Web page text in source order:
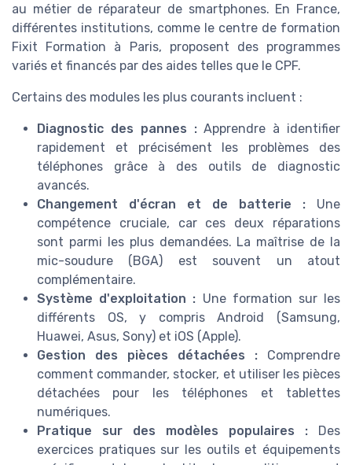
au métier de réparateur de smartphones. En France,
différentes institutions, comme le centre de formation
Fixit Formation à Paris, proposent des programmes
variés et financés par des aides telles que le CPF.
Certains des modules les plus courants incluent :
Diagnostic des pannes :Apprendre à identifier
rapidement et précisément les problèmes des
téléphones grâce à des outils de diagnostic
avancés.
Changement d'écran et de batterie : Une
compétence cruciale, car ces deux réparations
sont parmi les plus demandées. La maîtrise de la
mic-soudure (BGA) est souvent un atout
complémentaire.
Système d'exploitation : Une formation sur les
différents OS, y compris Android (Samsung,
Huawei, Asus, Sony) et iOS (Apple).
Gestion des pièces détachées : Comprendre
comment commander, stocker, et utiliser les pièces
détachées pour les téléphones et tablettes
numériques.
Pratique sur des modèles populaires : Des
exercices pratiques sur les outils et équipements